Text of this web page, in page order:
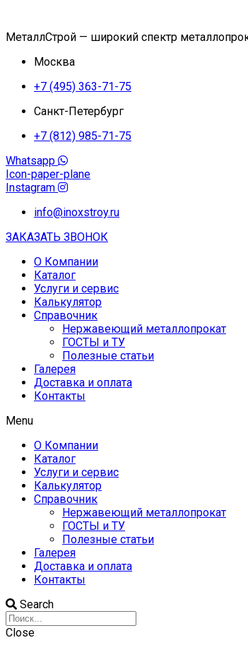
МеталлСтрой — широкий спектр
Москва
+7 (495) 363-71-75
Санкт-Петербург
+7 (812) 985-71-75
Whatsapp
Icon-paper-plane
Instagram
info@inoxstroy.ru
ЗАКАЗАТЬ ЗВОНОК
О Компании
Каталог
Услуги и сервис
Калькулятор
Справочник
Нержавеющий металлопрокат
ГОСТЫ и ТУ
Полезные статьи
Галерея
Доставка и оплата
Контакты
Menu
О Компании
Каталог
Услуги и сервис
Калькулятор
Справочник
Нержавеющий металлопрокат
ГОСТЫ и ТУ
Полезные статьи
Галерея
Доставка и оплата
Контакты
Search
Close